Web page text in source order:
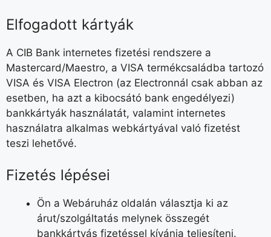
Elfogadott kártyák
A CIB Bank internetes fizetési rendszere a
Mastercard/Maestro, a VISA termékcsaládba tartozó
VISA és VISA Electron (az Electronnál csak abban az
esetben, ha azt a kibocsátó bank engedélyezi)
bankkártyák használatát, valamint internetes
használatra alkalmas webkártyával való fizetést
teszi lehetővé.
Fizetés lépései
Ön a Webáruház oldalán választja ki az
árut/szolgáltatás melynek összegét
bankkártyás fizetéssel kívánja teljesíteni.